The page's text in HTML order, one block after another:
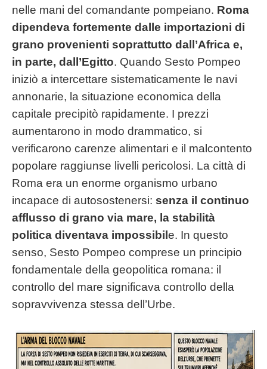
nelle mani del comandante pompeiano. Roma
dipendeva fortemente dalle importazioni di
grano provenienti soprattutto dall’Africa e,
in parte, dall’Egitto. Quando Sesto Pompeo
iniziò a intercettare sistematicamente le navi
annonarie, la situazione economica della
capitale precipitò rapidamente. I prezzi
aumentarono in modo drammatico, si
verificarono carenze alimentari e il malcontento
popolare raggiunse livelli pericolosi. La città di
Roma era un enorme organismo urbano
incapace di autosostenersi: senza il continuo
afflusso di grano via mare, la stabilità
politica diventava impossibil e. In questo
senso, Sesto Pompeo comprese un principio
fondamentale della geopolitica romana: il
controllo del mare significava controllo della
sopravvivenza stessa dell’Urbe.